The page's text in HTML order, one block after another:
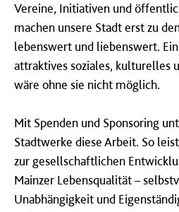
Vereine, Initiativen und
machen unsere Stadt erst zu
lebenswert und liebenswert.
attraktives soziales, kulturelles
wäre ohne sie nicht möglich.
Mit Spenden und Sponsoring
Stadtwerke diese Arbeit. So
zur gesellschaftlichen
Mainzer Lebensqualität –
Unabhängigkeit und